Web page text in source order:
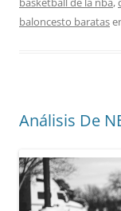
baloncesto baratas
Análisis De